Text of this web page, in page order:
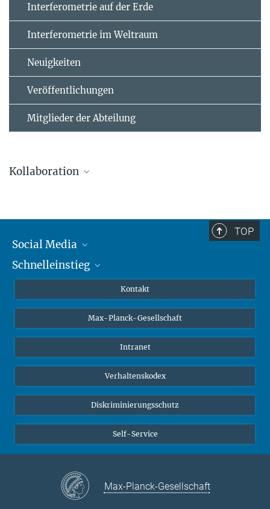
Interferometrie auf der Erde
Interferometrie im Weltraum
Neuigkeiten
Veröffentlichungen
Mitglieder der Abteilung
Kollaboration
Leibniz Universität Hannover
Gravitationsphysik an der Leibniz Universität Hannover zusammen
TOP
Social Media
Mastodon
Schnelleinstieg
Schüler*innen
Öffentlichkeit
Alumnae | Alumni
Kontakt
Max-Planck-Gesellschaft
Intranet
Verhaltenskodex
Diskriminierungsschutz
Self-Service
Max-Planck-Gesellschaft